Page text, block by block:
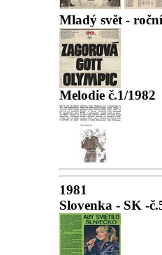
Mladý svět -
Melodie č.1/1982
1981
Slovenka - SK -